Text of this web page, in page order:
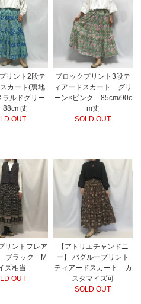
リント2段テ
カート(裏地
ルドグリー
丈
OUT
ブロックプリント3段テ
ィアードスカート グリ
ーン×ピンク 85cm/90c
m丈
SOLD OUT
リントフレア
ブラック M
ズ相当
OUT
【アトリエチャンドニ
ー】 バグループリント
ティアードスカート カ
スタマイズ可
SOLD OUT